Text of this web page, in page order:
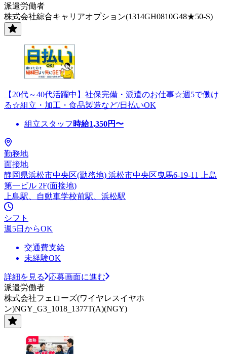
派遣労働者
株式会社綜合キャリアオプション(1314GH0810G48★50-S)
【20代～40代活躍中】社保完備・派遣のお仕事☆週5で働け
る☆組立・加工・食品製造など/日払いOK
組立スタッフ 時給1,350円〜
勤務地
面接地
静岡県浜松市中央区(勤務地) 浜松市中央区曳馬6-19-11 上島
第一ビル 2F(面接地)
上島駅、自動車学校前駅、浜松駅
シフト
週5日からOK
交通費支給
未経験OK
詳細を見る
応募画面に進む
派遣労働者
株式会社フェローズ(ワイヤレスイヤホ
ン)NGY_G3_1018_1377T(A)(NGY)